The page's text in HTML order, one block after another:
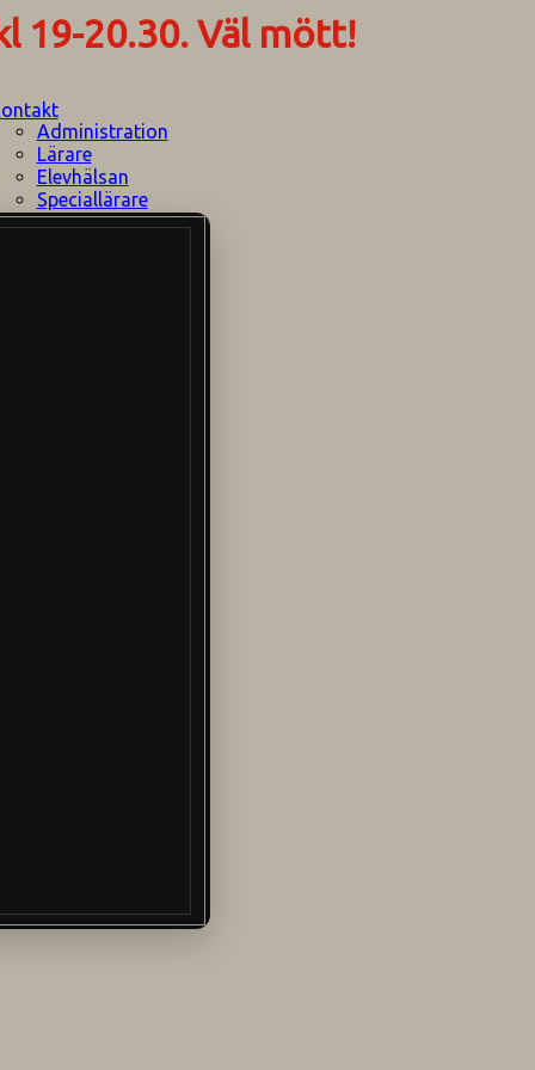
Administration
Lärare
Elevhälsan
Speciallärare
Stödpersoner
19-20.30. Väl mött!